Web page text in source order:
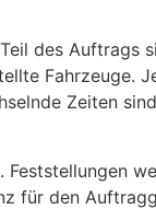
des Auftrags
Fahrzeuge.
Zeiten
für den